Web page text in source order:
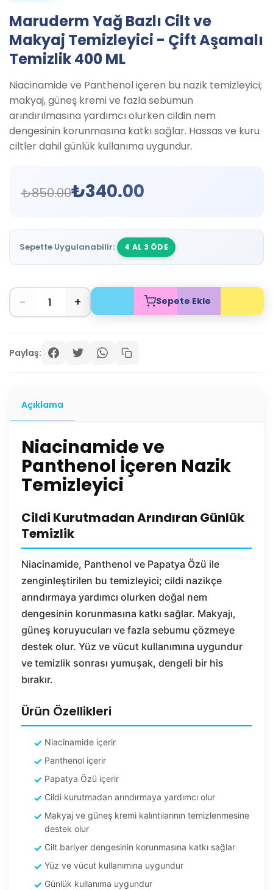
Maruderm Yağ Bazlı Cilt ve
Makyaj Temizleyici - Çift Aşamalı
Temizlik 400 ML
Niacinamide ve Panthenol içeren bu nazik temizleyici;
makyaj, güneş kremi ve fazla sebumun
arındırılmasına yardımcı olurken cildin nem
dengesinin korunmasına katkı sağlar. Hassas ve kuru
ciltler dahil günlük kullanıma uygundur.
₺850.00₺340.00
Sepette Uygulanabilir: 4 AL 3 ÖDE
− + Sepete Ekle
Paylaş:
Açıklama
Niacinamide ve
Panthenol İçeren Nazik
Temizleyici
Cildi Kurutmadan Arındıran Günlük
Temizlik
Niacinamide, Panthenol ve Papatya Özü ile
zenginleştirilen bu temizleyici; cildi nazikçe
arındırmaya yardımcı olurken doğal nem
dengesinin korunmasına katkı sağlar. Makyajı,
güneş koruyucuları ve fazla sebumu çözmeye
destek olur. Yüz ve vücut kullanımına uygundur
ve temizlik sonrası yumuşak, dengeli bir his
bırakır.
Ürün Özellikleri
Niacinamide içerir
Panthenol içerir
Papatya Özü içerir
Cildi kurutmadan arındırmaya yardımcı olur
Makyaj ve güneş kremi kalıntılarının temizlenmesine
destek olur
Cilt bariyer dengesinin korunmasına katkı sağlar
Yüz ve vücut kullanımına uygundur
Günlük kullanıma uygundur